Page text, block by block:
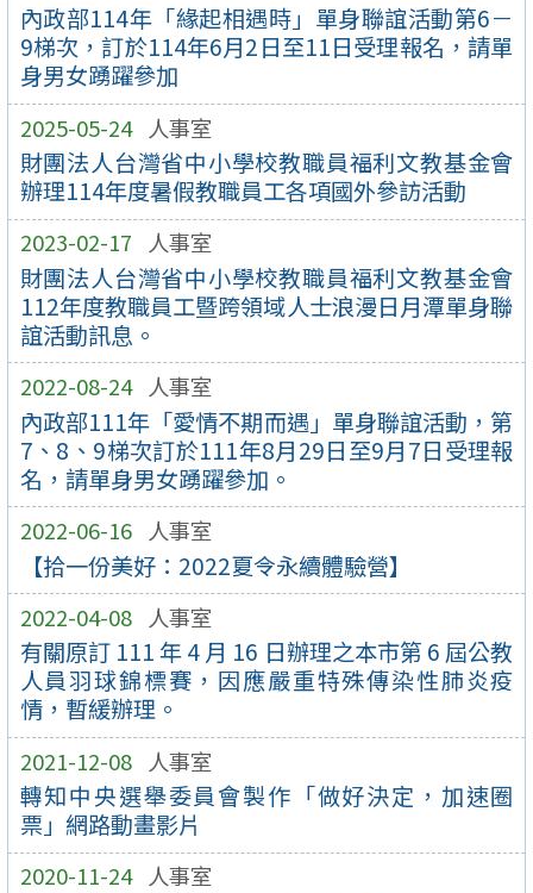
內政部114年「緣起相遇時」單身聯誼活動第6－
9梯次，訂於114年6月2日至11日受理報名，請單
身男女踴躍參加
2025-05-24 人事室
財團法人台灣省中小學校教職員福利文教基金會
辦理114年度暑假教職員工各項國外參訪活動
2023-02-17 人事室
財團法人台灣省中小學校教職員福利文教基金會
112年度教職員工暨跨領域人士浪漫日月潭單身聯
誼活動訊息。
2022-08-24 人事室
內政部111年「愛情不期而遇」單身聯誼活動，第
7、8、9梯次訂於111年8月29日至9月7日受理報
名，請單身男女踴躍參加。
2022-06-16 人事室
【拾一份美好：2022夏令永續體驗營】
2022-04-08 人事室
有關原訂 111 年 4 月 16 日辦理之本市第 6 屆公教
人員羽球錦標賽，因應嚴重特殊傳染性肺炎疫
情，暫緩辦理。
2021-12-08 人事室
轉知中央選舉委員會製作「做好決定，加速圈
票」網路動畫影片
2020-11-24 人事室